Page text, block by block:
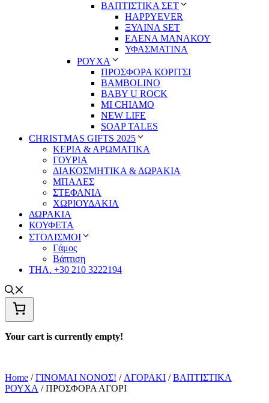
ΒΑΠΤΙΣΤΙΚΑ ΣΕΤ
HAPPYEVER
ΞΥΛΙΝΑ SET
ΕΛΕΝΑ ΜΑΝΑΚΟΥ
ΥΦΑΣΜΑΤΙΝΑ
ΡΟΥΧΑ
ΠΡΟΣΦΟΡΑ ΚΟΡΙΤΣΙ
BAMBOLINO
BABY U ROCK
MI CHIAMO
NEW LIFE
SOAP TALES
CHRISTMAS GIFTS 2025
ΚΕΡΙΑ & ΑΡΩΜΑΤΙΚΑ
ΓΟΥΡΙΑ
ΔΙΑΚΟΣΜΗΤΙΚΑ & ΔΩΡΑΚΙΑ
ΜΠΑΛΕΣ
ΣΤΕΦΑΝΙΑ
ΧΩΡΙΟΥΔΑΚΙΑ
ΔΩΡΑΚΙΑ
ΚΟΥΦΕΤΑ
ΣΤΟΛΙΣΜΟΙ
Γάμος
Βάπτιση
ΤΗΛ. +30 210 3222194
Your cart is currently empty!
Home /ΓΙΝΟΜΑΙ ΝΟΝΟΣ! / ΑΓΟΡΑΚΙ /ΒΑΠΤΙΣΤΙΚΑ
ΡΟΥΧΑ / ΠΡΟΣΦΟΡΑ ΑΓΟΡΙ